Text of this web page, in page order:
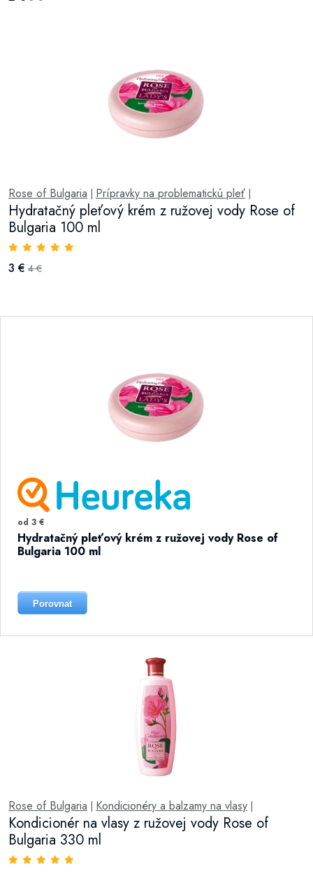
Rose of Bulgaria Prípravky na problematickú pleť
Hydratačný pleťový krém z ružovej vody Rose of
Bulgaria 100 ml
3 € 4 €
od 3 €
Hydratačný pleťový krém z ružovej vody Rose of
Bulgaria 100 ml
Porovnat
Rose of Bulgaria Kondicionéry a balzamy na vlasy
Kondicionér na vlasy z ružovej vody Rose of
Bulgaria 330 ml